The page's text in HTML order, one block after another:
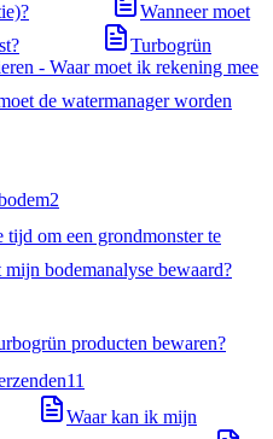
Wanneer moet
Turbogrün
- Waar moet ik rekening mee
de watermanager worden
2
tijd om een grondmonster te
bodemanalyse bewaard?
producten bewaren?
11
Waar kan ik mijn